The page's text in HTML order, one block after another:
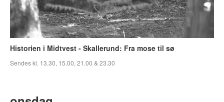
Historien i Midtvest - Skallerund: Fra mose til sø
Sendes kl. 13.30, 15.00, 21.00 & 23.30